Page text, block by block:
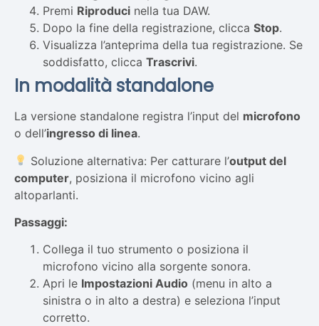
Premi Riproduci nella tua DAW.
Dopo la fine della registrazione, clicca Stop.
Visualizza l’anteprima della tua registrazione. Se
soddisfatto, clicca Trascrivi.
In modalità standalone
La versione standalone registra l’input del microfono
o dell’ingresso di linea.
Soluzione alternativa: Per catturare l’output del
computer, posiziona il microfono vicino agli
altoparlanti.
Passaggi:
Collega il tuo strumento o posiziona il
microfono vicino alla sorgente sonora.
Apri le Impostazioni Audio (menu in alto a
sinistra o in alto a destra) e seleziona l’input
corretto.